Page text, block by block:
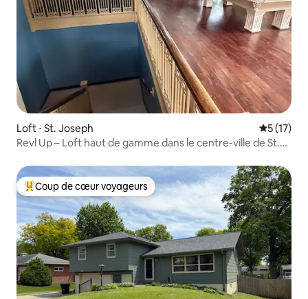
Loft ⋅ St. Joseph
5 (17)
Revl Up – Loft haut de gamme dans le centre-ville de St.
Coups de cœur voyageurs les plus appréciés
Coup de cœur voyageurs